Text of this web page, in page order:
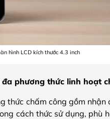
hình LCD kích thước 4.3 inch
phương thức linh hoạt
thức chấm công gồm
cách thức sử dụng, phù